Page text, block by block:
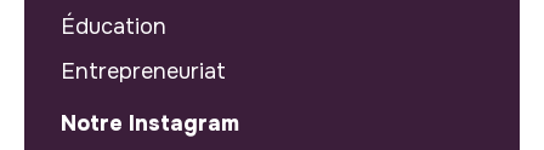
Éducation
Entrepreneuriat
Notre Instagram